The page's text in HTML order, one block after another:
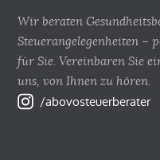
Wir beraten
Steuerangelegenheiten –
für Sie. Vereinbaren Sie
uns, von Ihnen zu hören.
/abovosteuerberater